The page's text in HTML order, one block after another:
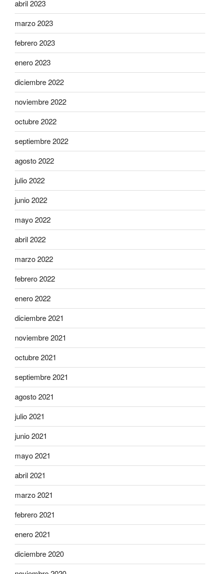
abril 2023
marzo 2023
febrero 2023
enero 2023
diciembre 2022
noviembre 2022
octubre 2022
septiembre 2022
agosto 2022
julio 2022
junio 2022
mayo 2022
abril 2022
marzo 2022
febrero 2022
enero 2022
diciembre 2021
noviembre 2021
octubre 2021
septiembre 2021
agosto 2021
julio 2021
junio 2021
mayo 2021
abril 2021
marzo 2021
febrero 2021
enero 2021
diciembre 2020